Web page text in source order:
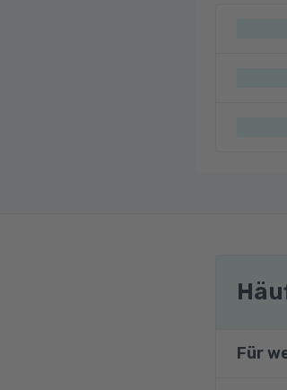
Für